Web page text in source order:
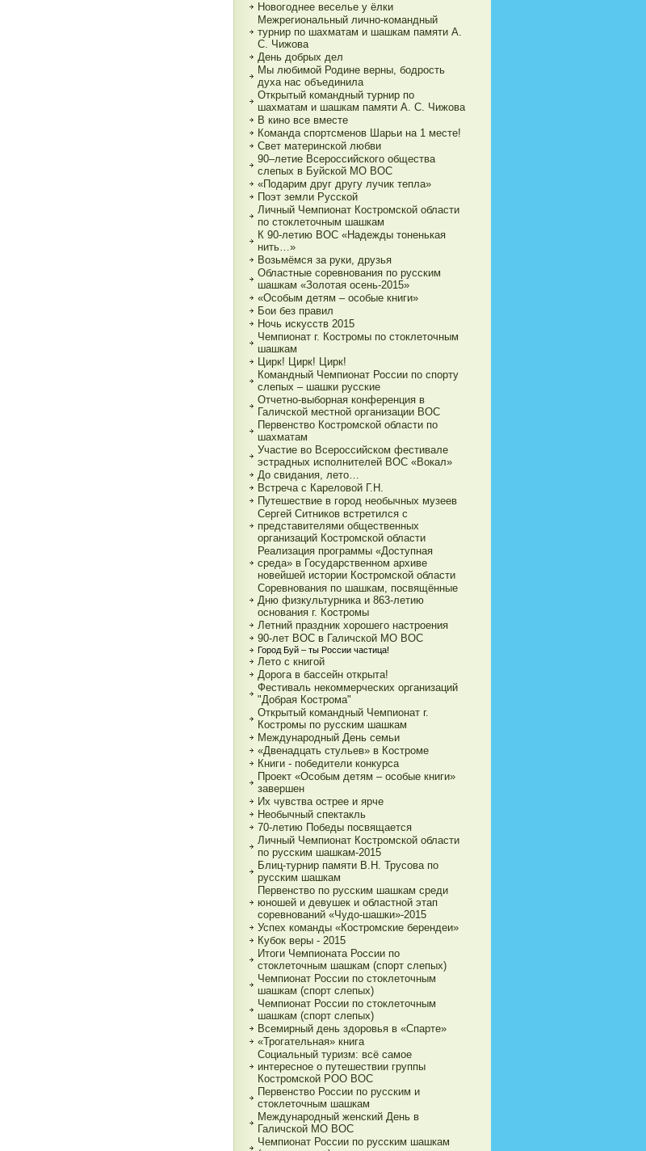
Новогоднее веселье у ёлки
Межрегиональный лично-командный
турнир по шахматам и шашкам памяти А.
С. Чижова
День добрых дел
Мы любимой Родине верны, бодрость
духа нас объединила
Открытый командный турнир по
шахматам и шашкам памяти А. С. Чижова
В кино все вместе
Команда спортсменов Шарьи на 1 месте!
Свет материнской любви
90–летие Всероссийского общества
слепых в Буйской МО ВОС
«Подарим друг другу лучик тепла»
Поэт земли Русской
Личный Чемпионат Костромской области
по стоклеточным шашкам
К 90-летию ВОС «Надежды тоненькая
нить…»
Возьмёмся за руки, друзья
Областные соревнования по русским
шашкам «Золотая осень-2015»
«Особым детям – особые книги»
Бои без правил
Ночь искусств 2015
Чемпионат г. Костромы по стоклеточным
шашкам
Цирк! Цирк! Цирк!
Командный Чемпионат России по спорту
слепых – шашки русские
Отчетно-выборная конференция в
Галичской местной организации ВОС
Первенство Костромской области по
шахматам
Участие во Всероссийском фестивале
эстрадных исполнителей ВОС «Вокал»
До свидания, лето…
Встреча с Кареловой Г.Н.
Путешествие в город необычных музеев
Сергей Ситников встретился с
представителями общественных
организаций Костромской области
Реализация программы «Доступная
среда» в Государственном архиве
новейшей истории Костромской области
Соревнования по шашкам, посвящённые
Дню физкультурника и 863-летию
основания г. Костромы
Летний праздник хорошего настроения
90-лет ВОС в Галичской МО ВОС
Город Буй – ты России частица!
Лето с книгой
Дорога в бассейн открыта!
Фестиваль некоммерческих организаций
"Добрая Кострома"
Открытый командный Чемпионат г.
Костромы по русским шашкам
Международный День семьи
«Двенадцать стульев» в Костроме
Книги - победители конкурса
Проект «Особым детям – особые книги»
завершен
Их чувства острее и ярче
Необычный спектакль
70-летию Победы посвящается
Личный Чемпионат Костромской области
по русским шашкам-2015
Блиц-турнир памяти В.Н. Трусова по
русским шашкам
Первенство по русским шашкам среди
юношей и девушек и областной этап
соревнований «Чудо-шашки»-2015
Успех команды «Костромские берендеи»
Кубок веры - 2015
Итоги Чемпионата России по
стоклеточным шашкам (спорт слепых)
Чемпионат России по стоклеточным
шашкам (спорт слепых)
Чемпионат России по стоклеточным
шашкам (спорт слепых)
Всемирный день здоровья в «Спарте»
«Трогательная» книга
Социальный туризм: всё самое
интересное о путешествии группы
Костромской РОО ВОС
Первенство России по русским и
стоклеточным шашкам
Международный женский День в
Галичской МО ВОС
Чемпионат России по русским шашкам